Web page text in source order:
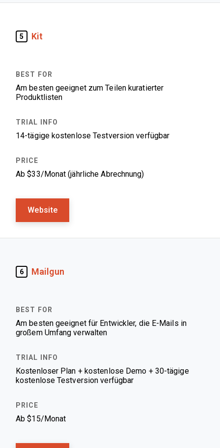
5 Kit
Am besten geeignet zum Teilen kuratierter
Produktlisten
14-tägige kostenlose Testversion verfügbar
Ab $33/Monat (jährliche Abrechnung)
Website
6 Mailgun
Am besten geeignet für Entwickler, die E-Mails in
großem Umfang verwalten
Kostenloser Plan + kostenlose Demo + 30-tägige
kostenlose Testversion verfügbar
Ab $15/Monat